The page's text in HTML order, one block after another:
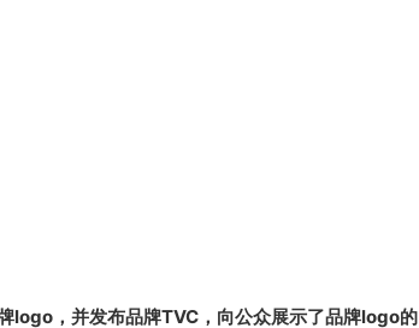
logo，并发布品牌TVC，向公众展示了品牌logo的